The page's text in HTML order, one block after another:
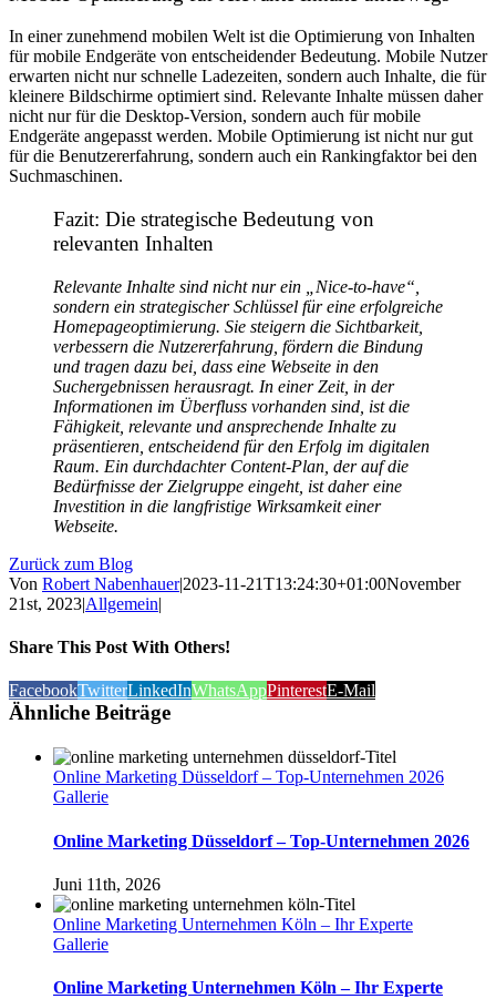
In einer zunehmend mobilen Welt ist die Optimierung von Inhalten
für mobile Endgeräte von entscheidender Bedeutung. Mobile Nutzer
erwarten nicht nur schnelle Ladezeiten, sondern auch Inhalte, die für
kleinere Bildschirme optimiert sind. Relevante Inhalte müssen daher
nicht nur für die Desktop-Version, sondern auch für mobile
Endgeräte angepasst werden. Mobile Optimierung ist nicht nur gut
für die Benutzererfahrung, sondern auch ein Rankingfaktor bei den
Suchmaschinen.
Fazit: Die strategische Bedeutung von
relevanten Inhalten
Relevante Inhalte sind nicht nur ein „Nice-to-have“,
sondern ein strategischer Schlüssel für eine erfolgreiche
Homepageoptimierung. Sie steigern die Sichtbarkeit,
verbessern die Nutzererfahrung, fördern die Bindung
und tragen dazu bei, dass eine Webseite in den
Suchergebnissen herausragt. In einer Zeit, in der
Informationen im Überfluss vorhanden sind, ist die
Fähigkeit, relevante und ansprechende Inhalte zu
präsentieren, entscheidend für den Erfolg im digitalen
Raum. Ein durchdachter Content-Plan, der auf die
Bedürfnisse der Zielgruppe eingeht, ist daher eine
Investition in die langfristige Wirksamkeit einer
Webseite.
Zurück zum Blog
Von Robert Nabenhauer|2023-11-21T13:24:30+01:00November
21st, 2023|Allgemein|
Share This Post With Others!
FacebookTwitterLinkedInWhatsAppPinterestE-Mail
Ähnliche Beiträge
Online Marketing Düsseldorf – Top-Unternehmen 2026
Gallerie
Online Marketing Düsseldorf – Top-Unternehmen 2026
Juni 11th, 2026
Online Marketing Unternehmen Köln – Ihr Experte
Gallerie
Online Marketing Unternehmen Köln – Ihr Experte